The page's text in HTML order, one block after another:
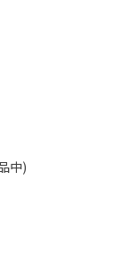
中)